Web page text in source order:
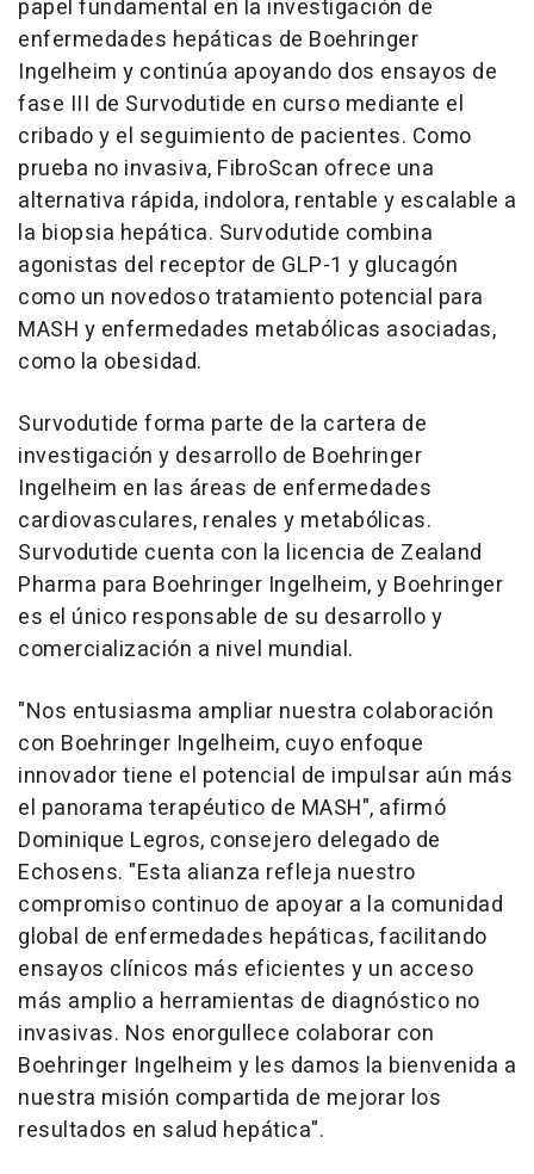
papel fundamental en la investigación de
enfermedades hepáticas de Boehringer
Ingelheim y continúa apoyando dos ensayos de
fase III de Survodutide en curso mediante el
cribado y el seguimiento de pacientes. Como
prueba no invasiva, FibroScan ofrece una
alternativa rápida, indolora, rentable y escalable a
la biopsia hepática. Survodutide combina
agonistas del receptor de GLP-1 y glucagón
como un novedoso tratamiento potencial para
MASH y enfermedades metabólicas asociadas,
como la obesidad.
Survodutide forma parte de la cartera de
investigación y desarrollo de Boehringer
Ingelheim en las áreas de enfermedades
cardiovasculares, renales y metabólicas.
Survodutide cuenta con la licencia de Zealand
Pharma para Boehringer Ingelheim, y Boehringer
es el único responsable de su desarrollo y
comercialización a nivel mundial.
"Nos entusiasma ampliar nuestra colaboración
con Boehringer Ingelheim, cuyo enfoque
innovador tiene el potencial de impulsar aún más
el panorama terapéutico de MASH", afirmó
Dominique Legros, consejero delegado de
Echosens. "Esta alianza refleja nuestro
compromiso continuo de apoyar a la comunidad
global de enfermedades hepáticas, facilitando
ensayos clínicos más eficientes y un acceso
más amplio a herramientas de diagnóstico no
invasivas. Nos enorgullece colaborar con
Boehringer Ingelheim y les damos la bienvenida a
nuestra misión compartida de mejorar los
resultados en salud hepática".